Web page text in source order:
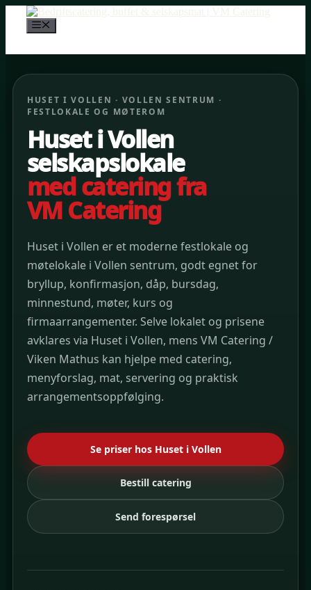
Hopp
innhold
HUSET I VOLLEN · VOLLEN SENTRUM ·
FESTLOKALE OG MØTEROM
Huset i Vollen
selskapslokale
med catering fra
VM Catering
Huset i Vollen er et moderne festlokale og
møtelokale i Vollen sentrum, godt egnet for
bryllup, konfirmasjon, dåp, bursdag,
minnestund, møter, kurs og
firmaarrangementer. Selve lokalet og prisene
avklares via Huset i Vollen, mens VM Catering /
Viken Mathus kan hjelpe med catering,
menyforslag, mat, servering og praktisk
arrangementsoppfølging.
Se priser hos Huset i Vollen
Bestill catering
Send forespørsel